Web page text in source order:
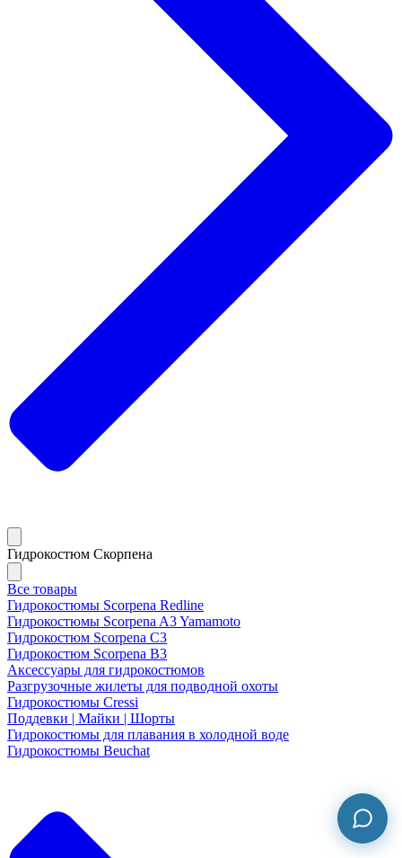
Гидрокостюм Скорпена
Все товары
Гидрокостюмы Scorpena Redline
Гидрокостюмы Scorpena A3 Yamamoto
Гидрокостюм Scorpena C3
Гидрокостюм Scorpena B3
Аксессуары для гидрокостюмов
Разгрузочные жилеты для подводной охоты
Гидрокостюмы Cressi
Поддевки | Майки | Шорты
Гидрокостюмы для плавания в холодной воде
Гидрокостюмы Beuchat